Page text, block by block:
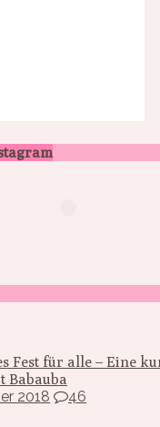
Fest für alle – Eine
Babauba
2018
46